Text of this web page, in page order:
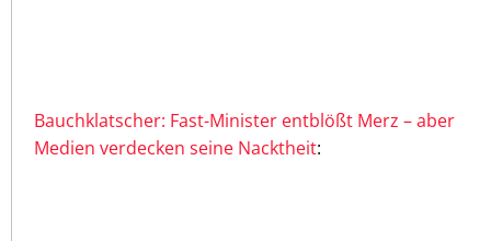
Bauchklatscher: Fast-Minister entblößt Merz – aber
Medien verdecken seine Nacktheit: